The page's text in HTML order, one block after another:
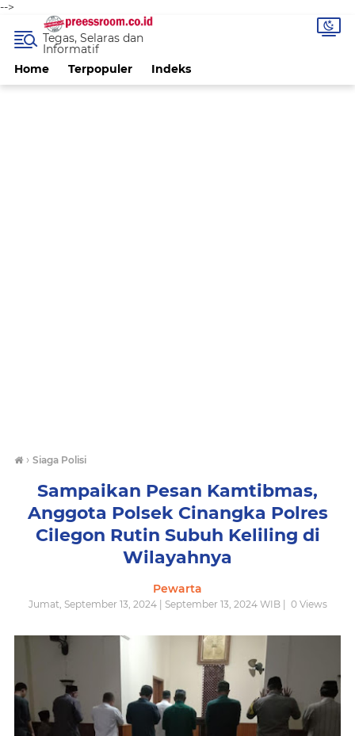
-->
Home Terpopuler Indeks
Tegas, Selaras dan
Informatif
› Siaga Polisi
Sampaikan Pesan Kamtibmas,
Anggota Polsek Cinangka Polres
Cilegon Rutin Subuh Keliling di
Wilayahnya
Pewarta
Jumat, September 13, 2024 | September 13, 2024 WIB | 0Views